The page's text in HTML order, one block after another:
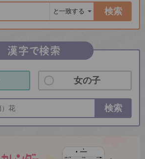
検索
漢字で検索
女の子
検索